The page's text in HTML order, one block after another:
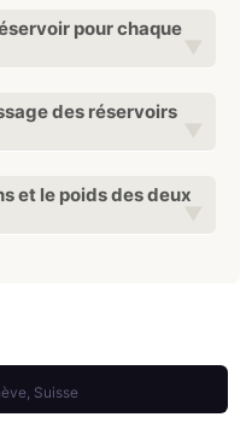
pour chaque
des réservoirs
et le poids des deux
Suisse